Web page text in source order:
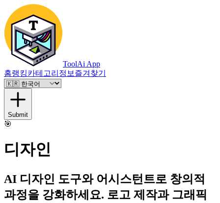
ToolAi App
홈랭킹카테고리 정보 즐겨찾기
Submit
🎯
디자인
AI 디자인 도구와 어시스턴트로 창의적
과정을 강화하세요. 로고 제작과 그래픽